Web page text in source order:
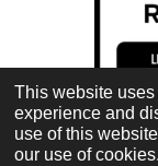
This website
experience and
use of this
our use of cookies.